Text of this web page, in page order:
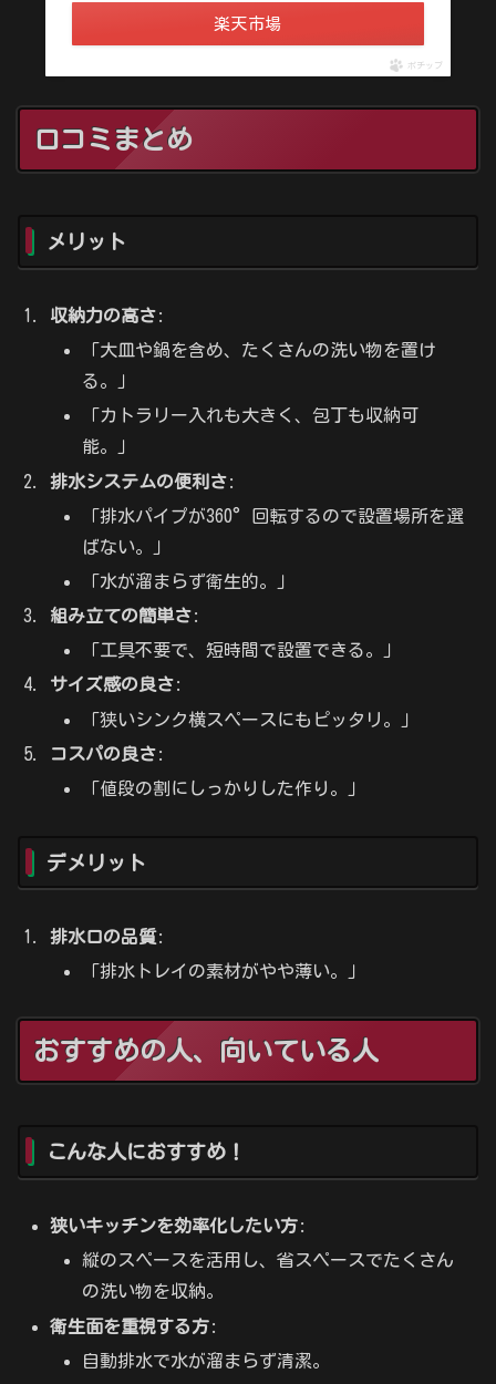
楽天市場
ポチップ
口コミまとめ
メリット
収納力の高さ:
「大皿や鍋を含め、たくさんの洗い物を置け
る。」
「カトラリー入れも大きく、包丁も収納可
能。」
排水システムの便利さ:
「排水パイプが360°回転するので設置場所を選
ばない。」
「水が溜まらず衛生的。」
組み立ての簡単さ:
「工具不要で、短時間で設置できる。」
サイズ感の良さ:
「狭いシンク横スペースにもピッタリ。」
コスパの良さ:
「値段の割にしっかりした作り。」
デメリット
排水口の品質:
「排水トレイの素材がやや薄い。」
おすすめの人、向いている人
こんな人におすすめ！
狭いキッチンを効率化したい方:
縦のスペースを活用し、省スペースでたくさん
の洗い物を収納。
衛生面を重視する方:
自動排水で水が溜まらず清潔。